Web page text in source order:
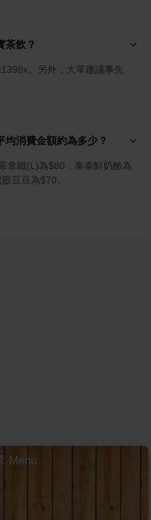
茶飲？
。另外，大單建議事先
消費金額約為多少？
拿鐵(L)為$80，泰泰鮮奶酪為
豆豆為$70。
Menu